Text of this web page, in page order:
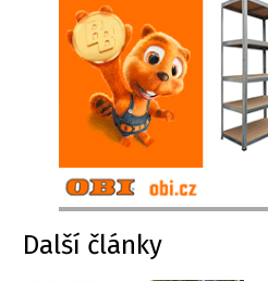
Další články